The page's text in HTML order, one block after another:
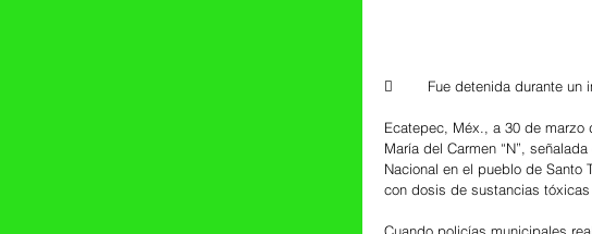
	Fue detenida durante
Ecatepec, Méx., a 30 de
María del Carmen “N”,
Nacional en el pueblo de Santo
con dosis de sustancias